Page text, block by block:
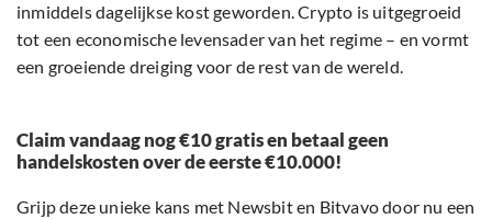
inmiddels dagelijkse kost geworden. Crypto is uitgegroeid
tot een economische levensader van het regime – en vormt
een groeiende dreiging voor de rest van de wereld.
Claim vandaag nog €10 gratis en betaal geen
handelskosten over de eerste €10.000!
Grijp deze unieke kans met Newsbit en Bitvavo door nu een